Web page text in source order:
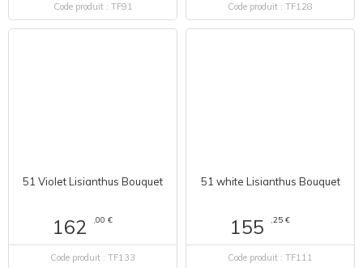
Code produit : TF91 Code produit : TF128
51 Violet Lisianthus Bouquet
162 ,00 €
Code produit : TF133
51 white Lisianthus Bouquet
155 ,25 €
Code produit : TF111